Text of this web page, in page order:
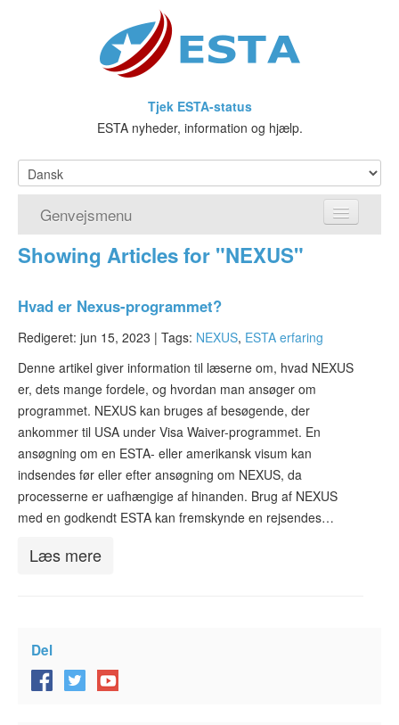
Tjek ESTA-status
ESTA nyheder, information og hjælp.
Genvejsmenu
Hjem
Hvad er ESTA?
Visumfritagelsesprogrammet
ESTA-status
Artikler
Showing Articles for "NEXUS"
Hvad er Nexus-programmet?
Redigeret: jun 15, 2023 | Tags: NEXUS, ESTA erfaring
Denne artikel giver information til læserne om, hvad NEXUS
er, dets mange fordele, og hvordan man ansøger om
programmet. NEXUS kan bruges af besøgende, der
ankommer til USA under Visa Waiver-programmet. En
ansøgning om en ESTA- eller amerikansk visum kan
indsendes før eller efter ansøgning om NEXUS, da
processerne er uafhængige af hinanden. Brug af NEXUS
med en godkendt ESTA kan fremskynde en rejsendes…
Læs mere
Del